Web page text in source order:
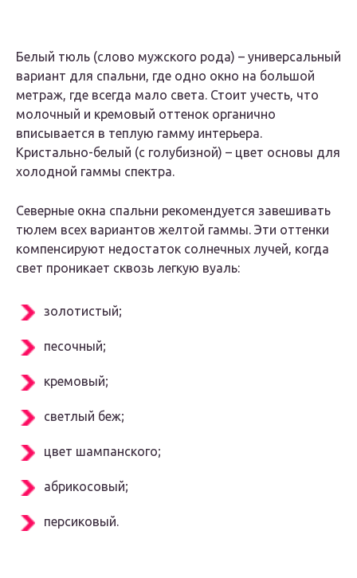
Белый тюль (слово мужского рода) – универсальный
вариант для спальни, где одно окно на большой
метраж, где всегда мало света. Стоит учесть, что
молочный и кремовый оттенок органично
вписывается в теплую гамму интерьера.
Кристально-белый (с голубизной) – цвет основы для
холодной гаммы спектра.
Северные окна спальни рекомендуется завешивать
тюлем всех вариантов желтой гаммы. Эти оттенки
компенсируют недостаток солнечных лучей, когда
свет проникает сквозь легкую вуаль:
золотистый;
песочный;
кремовый;
светлый беж;
цвет шампанского;
абрикосовый;
персиковый.